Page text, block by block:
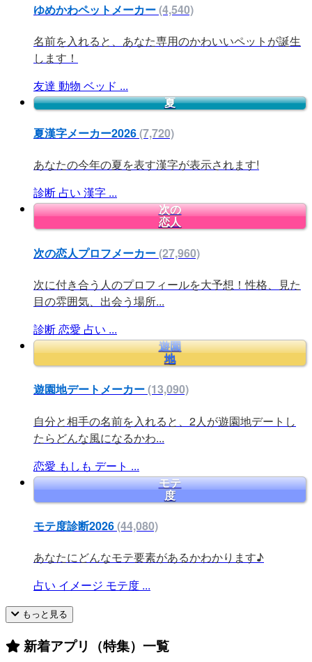
ゆめかわペットメーカー(4,540)
名前を入れると、あなた専用のかわいいペットが誕生
します！
友達 動物 ベッド ...
夏
夏漢字メーカー2026(7,720)
あなたの今年の夏を表す漢字が表示されます!
診断 占い 漢字 ...
次の
恋人
次の恋人プロフメーカー(27,960)
次に付き合う人のプロフィールを大予想！性格、見た
目の雰囲気、出会う場所...
診断恋愛 占い ...
遊園
地
遊園地デートメーカー(13,090)
自分と相手の名前を入れると、2人が遊園地デートし
たらどんな風になるかわ...
恋愛 もしも デート ...
モテ
度
モテ度診断2026(44,080)
あなたにどんなモテ要素があるかわかります♪
占い イメージ モテ度 ...
もっと見る
新着アプリ（特集）一覧